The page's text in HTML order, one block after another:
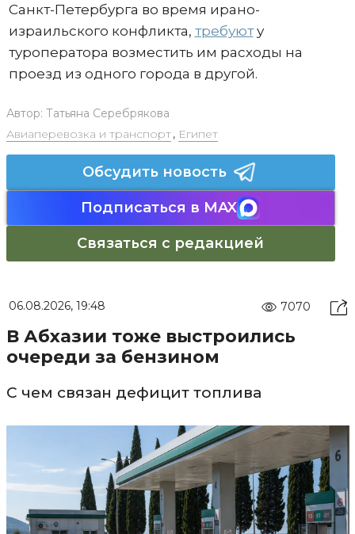
Санкт-Петербурга во время ирано-
израильского конфликта, требуюту
туроператора возместить им расходы на
проезд из одного города в другой.
Автор: Татьяна Серебрякова
Авиаперевозка и транспорт, Египет
Обсудить новость
Подписаться в MAX
Связаться с редакцией
06.08.2026, 19:48 7070
В Абхазии тоже выстроились
очереди за бензином
С чем связан дефицит топлива